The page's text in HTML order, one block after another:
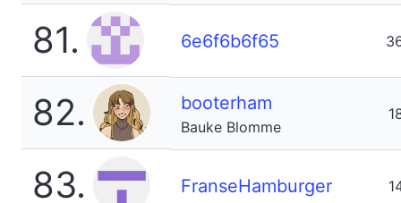
81. 6e6f6b6f65
82. booterham
Bauke Blomme
83. FranseHamburger